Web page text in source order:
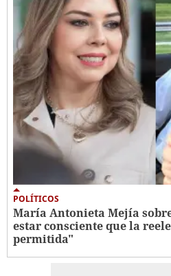
POLÍTICOS
María Antonieta Mejía
estar consciente que la
permitida"